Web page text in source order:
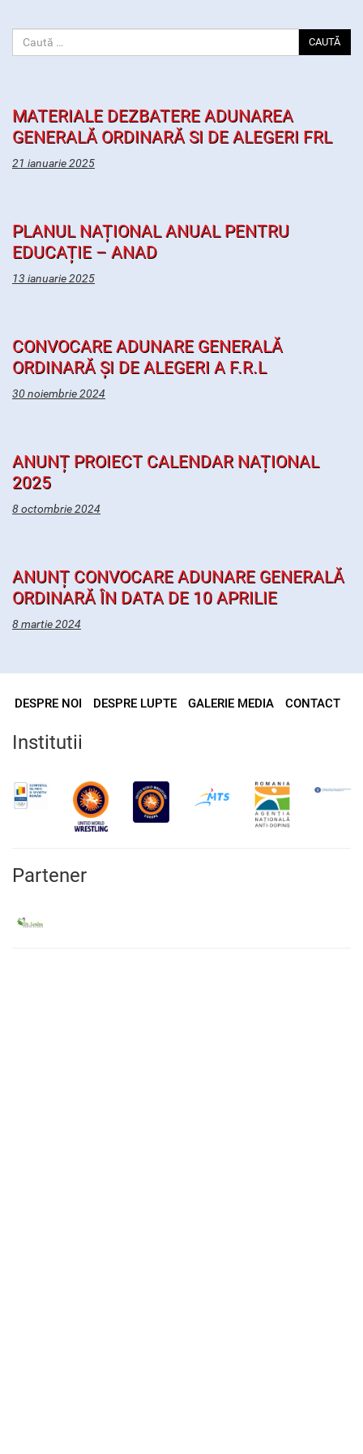
CAUTĂ
MATERIALE DEZBATERE ADUNAREA
GENERALĂ ORDINARĂ SI DE ALEGERI FRL
21 ianuarie 2025
PLANUL NAȚIONAL ANUAL PENTRU
EDUCAȚIE – ANAD
13 ianuarie 2025
CONVOCARE ADUNARE GENERALĂ
ORDINARĂ ȘI DE ALEGERI A F.R.L
30 noiembrie 2024
ANUNȚ PROIECT CALENDAR NAȚIONAL
2025
8 octombrie 2024
ANUNȚ CONVOCARE ADUNARE GENERALĂ
ORDINARĂ ÎN DATA DE 10 APRILIE
8 martie 2024
DESPRE NOI DESPRE LUPTE GALERIE MEDIA CONTACT
Institutii
Partener